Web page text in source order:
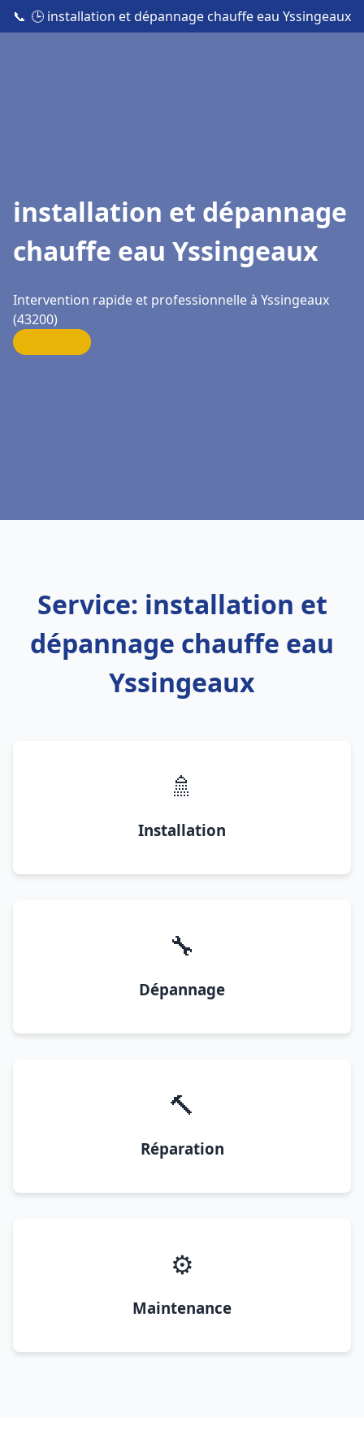
📞 🕒 installation et dépannage chauffe eau Yssingeaux
installation et dépannage
chauffe eau Yssingeaux
Intervention rapide et professionnelle à Yssingeaux
(43200)
Service: installation et
dépannage chauffe eau
Yssingeaux
🚿
Installation
🔧
Dépannage
🔨
Réparation
⚙️
Maintenance